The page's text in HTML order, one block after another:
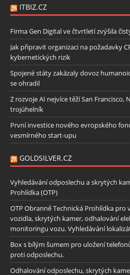
ITBIZ.CZ
Firma Gen Digital ve čtvrtletí zvýšila
Jak připravit organizaci na požadavky
kybernetických rizik
Spojené státy zakázaly dovoz
se ohradil
Z rozvoje AI nejvíce těží San Francisco,
trojúhelník
První investice nového evropského
vesmírného start-upu
GOLDSILVER.CZ
Vyhledávání odposlechu a skrytých
Prohlídka (OTP)
OTP Obranně Technická Prohlídka pro
vozidla, skrytých kamer, odhalování
monitoringu vozu. Vyhledávání
Box s bílým šumem pro uložení
proti odposlechu.
Odhalování odposlechu, skrytých